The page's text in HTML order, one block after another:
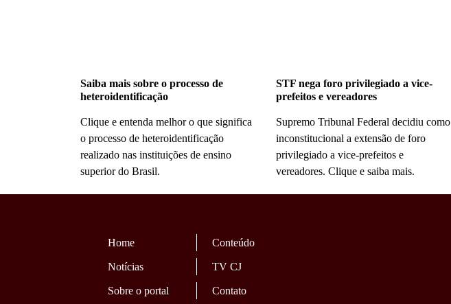
Saiba mais sobre o processo de
heteroidentificação
Clique e entenda melhor o que significa
o processo de heteroidentificação
realizado nas instituições de ensino
superior do Brasil.
STF nega foro privilegiado a vice-
prefeitos e vereadores
Supremo Tribunal Federal decidiu como
inconstitucional a extensão de foro
privilegiado a vice-prefeitos e
vereadores. Clique e saiba mais.
Home Conteúdo
Notícias TV CJ
Sobre o portal Contato